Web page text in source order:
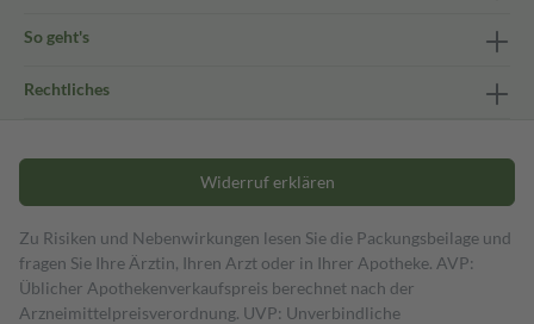
So geht's
Rechtliches
Widerruf erklären
Zu Risiken und Nebenwirkungen lesen Sie die Packungsbeilage und
fragen Sie Ihre Ärztin, Ihren Arzt oder in Ihrer Apotheke. AVP:
Üblicher Apothekenverkaufspreis berechnet nach der
Arzneimittelpreisverordnung. UVP: Unverbindliche